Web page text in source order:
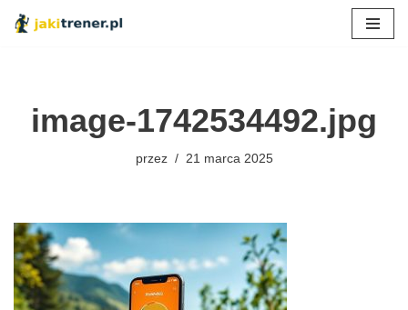
image-1742534492.jpg
przez 21 marca 2025